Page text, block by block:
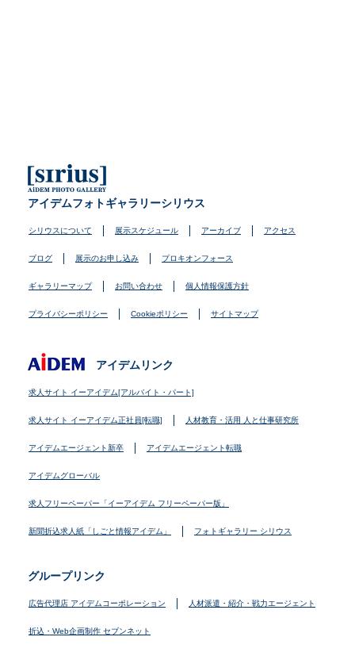
アイデムフォトギャラリーシリウス
シリウスについて 展示スケジュール アーカイブ アクセス
ブログ 展示のお申し込み プロキオンフォース
ギャラリーマップ お問い合わせ 個人情報保護方針
プライバシーポリシー Cookieポリシー サイトマップ
アイデムリンク
求人サイト イーアイデム[アルバイト・パート]
求人サイト イーアイデム正社員[転職] 人材教育・活用 人と仕事研究所
アイデムエージェント新卒 アイデムエージェント転職
アイデムグローバル
求人フリーペーパー「イーアイデム フリーペーパー版」
新聞折込求人紙「しごと情報アイデム」 フォトギャラリー シリウス
グループリンク
広告代理店 アイデムコーポレーション 人材派遣・紹介・戦力エージェント
折込・Web企画制作 セブンネット